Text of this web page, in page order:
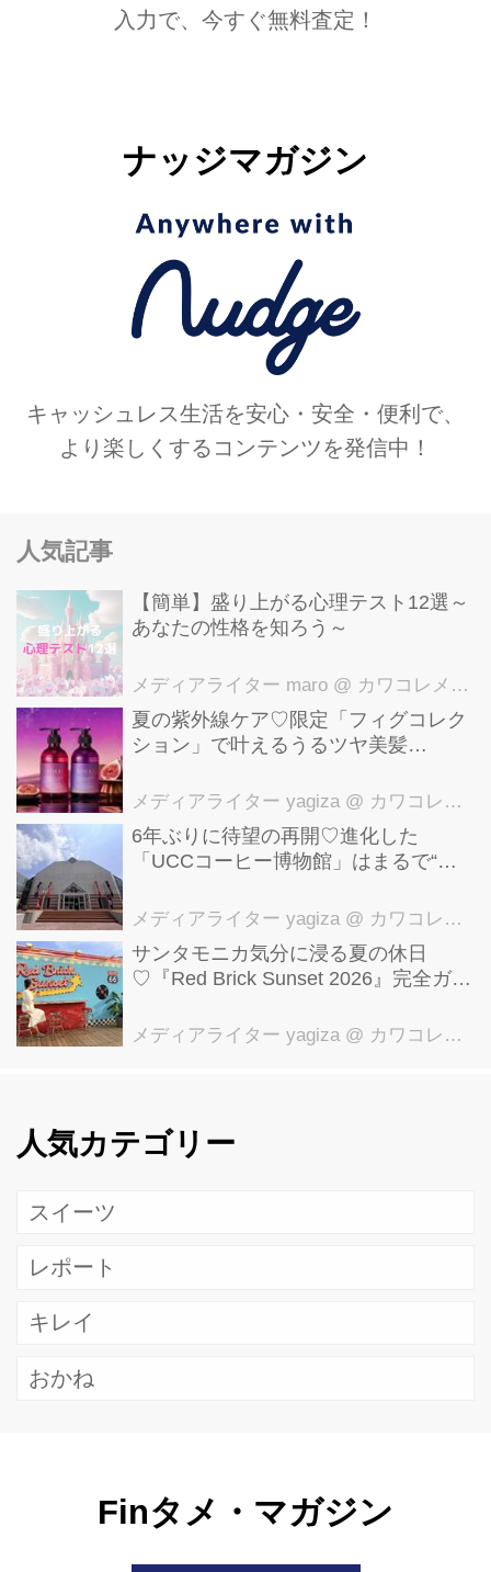
入力で、今すぐ無料査定！
ナッジマガジン
キャッシュレス生活を安心・安全・便利で、
より楽しくするコンテンツを発信中！
人気記事
【簡単】盛り上がる心理テスト12選～
あなたの性格を知ろう～
メディアライター maro @ カワコレメディア編集部
夏の紫外線ケア♡限定「フィグコレク
ション」で叶えるうるツヤ美髪
メディアライター yagiza @ カワコレメディア編集部
6年ぶりに待望の再開♡進化した
「UCCコーヒー博物館」はまるで“コ
貌を公開
メディアライター yagiza @ カワコレメディア編集部
サンタモニカ気分に浸る夏の休日
♡『Red Brick Sunset 2026』完全ガイ
メディアライター yagiza @ カワコレメディア編集部
人気カテゴリー
スイーツ
レポート
キレイ
おかね
Finタメ・マガジン